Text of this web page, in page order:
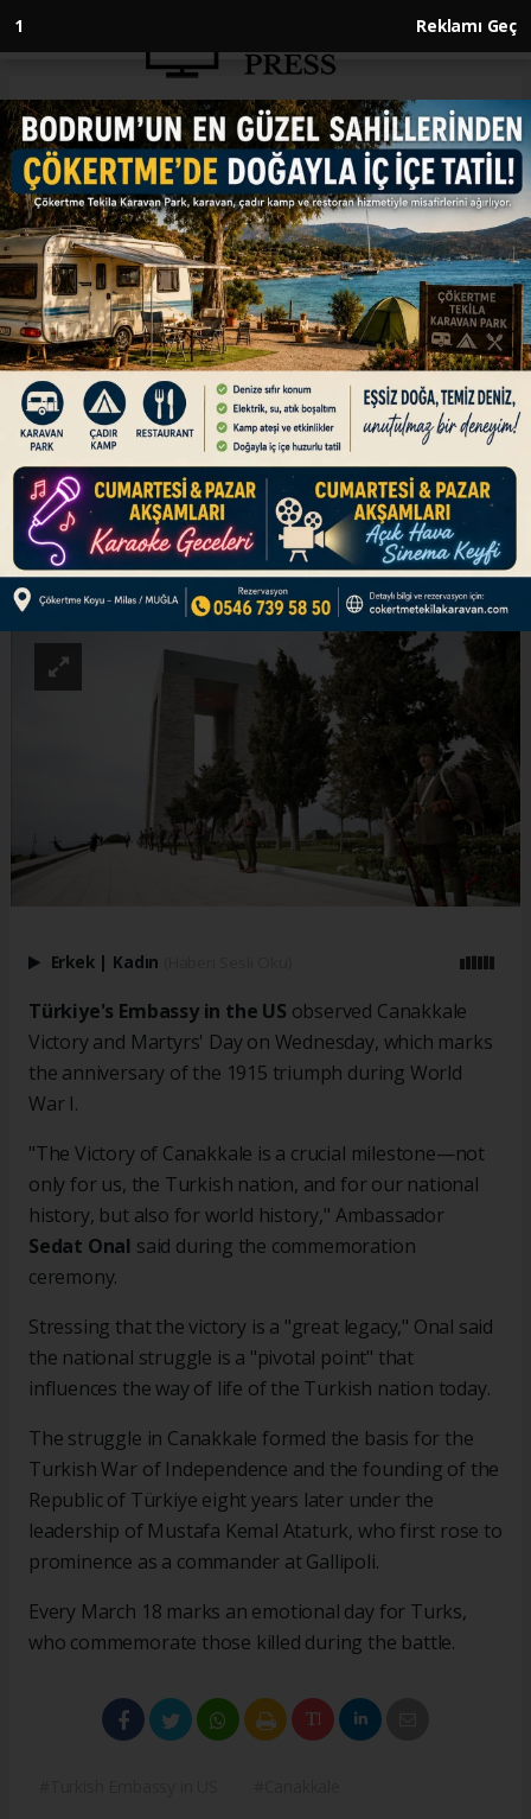
Anasayfa ENGLISH
Turkish Embassy in US marks
111th anniversary of Canakkale
victory
ENGLISH
19.03.2026 - 10:35, Güncelleme: 19.03.2026 - 10:35
'The Victory of Canakkale is a crucial milestone
—not only for us, the Turkish nation, and for
our national history, but also for world history,'
says ambassador
ABONE OL
Erkek | Kadın
Türkiye's Embassy in the US observed Canakkale
Victory and Martyrs' Day on Wednesday, which marks
the anniversary of the 1915 triumph during World
War I.
"The Victory of Canakkale is a crucial milestone—not
only for us, the Turkish nation, and for our national
history, but also for world history," Ambassador
Sedat Onal said during the commemoration
ceremony.
Stressing that the victory is a "great legacy," Onal said
the national struggle is a "pivotal point" that
influences the way of life of the Turkish nation today.
The struggle in Canakkale formed the basis for the
Turkish War of Independence and the founding of the
Republic of Türkiye eight years later under the
leadership of Mustafa Kemal Ataturk, who first rose to
prominence as a commander at Gallipoli.
Every March 18 marks an emotional day for Turks,
who commemorate those killed during the battle.